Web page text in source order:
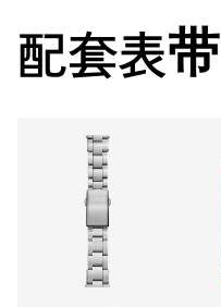
动力储备
733（无日期显示）
Ø 25.60 mm, 11 1/2’’’
配套表带